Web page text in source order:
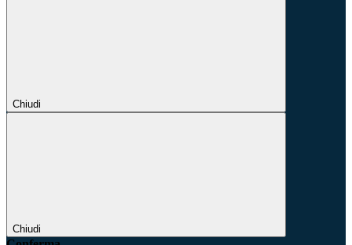
Chiudi
Chiudi